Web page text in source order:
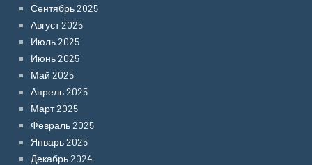
Сентябрь 2025
Август 2025
Июль 2025
Июнь 2025
Май 2025
Апрель 2025
Март 2025
Февраль 2025
Январь 2025
Декабрь 2024